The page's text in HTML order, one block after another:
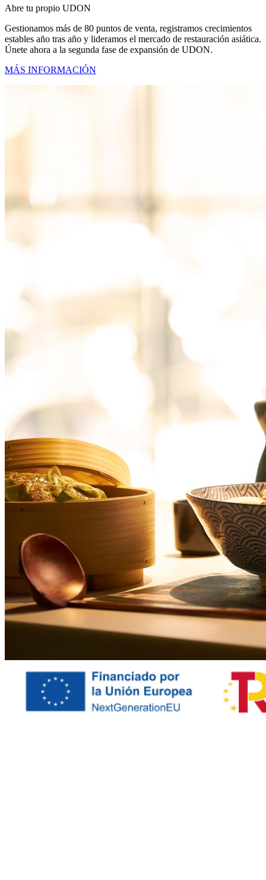
Abre tu propio UDON
Gestionamos más de 80 puntos de venta, registramos crecimientos
estables año tras año y lideramos el mercado de restauración asiática.
Únete ahora a la segunda fase de expansión de UDON.
MÁS INFORMACIÓN